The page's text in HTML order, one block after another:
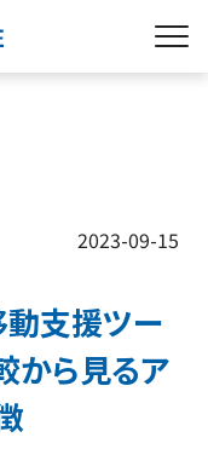
2023-09-15
支援ツー
から見るア